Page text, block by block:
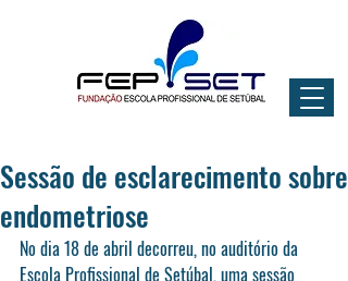
Sessão de esclarecimento sobre
endometriose
No dia 18 de abril decorreu, no auditório da
Escola Profissional de Setúbal, uma sessão